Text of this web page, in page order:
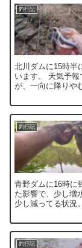
釣行記
北川ダムに15時半
います。 天気予
が、一向に降りや
釣行記
青野ダムに16時に
た影響で、少し増
少し減ってる状況
釣行記